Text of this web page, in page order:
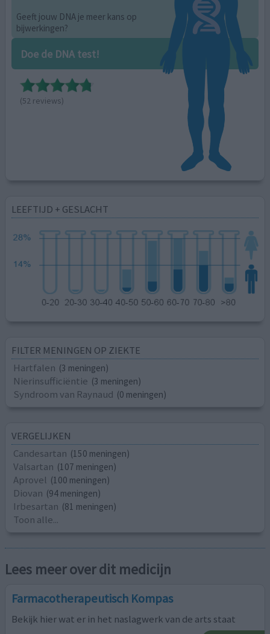
Geeft jouw DNA je meer kans op
bijwerkingen?
Doe de DNA test!
(52 reviews)
LEEFTIJD + GESLACHT
FILTER MENINGEN OP ZIEKTE
Hartfalen (3 meningen)
Nierinsufficiëntie (3 meningen)
Syndroom van Raynaud (0 meningen)
VERGELIJKEN
Candesartan (150 meningen)
Valsartan (107 meningen)
Aprovel (100 meningen)
Diovan (94 meningen)
Irbesartan (81 meningen)
Toon alle...
Lees meer over dit medicijn
Farmacotherapeutisch Kompas
Bekijk hier wat er in het naslagwerk van de arts staat